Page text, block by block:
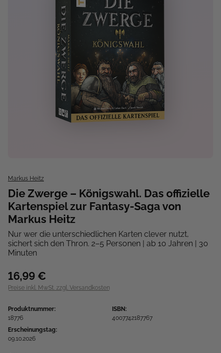
Markus Heitz
Die Zwerge – Königswahl. Das offizielle
Kartenspiel zur Fantasy-Saga von
Markus Heitz
Nur wer die unterschiedlichen Karten clever nutzt,
sichert sich den Thron. 2–5 Personen | ab 10 Jahren | 30
Minuten
16,99 €
Preise inkl. MwSt. zzgl. Versandkosten
Produktnummer:
18776
ISBN:
4007742187767
Erscheinungstag:
09.10.2026